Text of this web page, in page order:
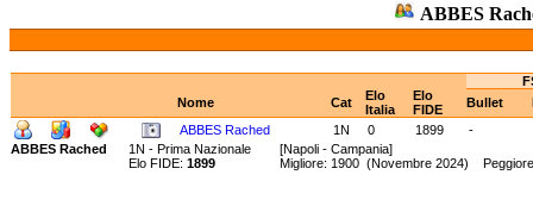
ABBES
Nome
Cat
Elo
Italia
Elo
FIDE
Bullet
ABBES Rached
1N 0 1899
-
ABBES Rached
1N - Prima Nazionale [Napoli - Campania]
Elo FIDE: 1899 Migliore: 1900 (Novembre 2024)